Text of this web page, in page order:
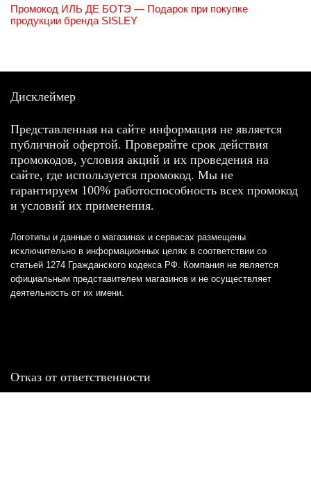
Промокод ИЛЬ ДЕ БОТЭ — Подарок при покупке
продукции бренда SISLEY
Дисклеймер
Представленная на сайте информация не является
публичной офертой. Проверяйте срок действия
промокодов, условия акций и их проведения на
сайте, где используется промокод. Мы не
гарантируем 100% работоспособность всех промокод
и условий их применения.
Логотипы и данные о магазинах и сервисах размещены
исключительно в информационных целях в соответствии со
статьей 1274 Гражданского кодекса РФ. Компания не является
официальным представителем магазинов и не осуществляет
деятельность от их имени.
Отказ от ответственности